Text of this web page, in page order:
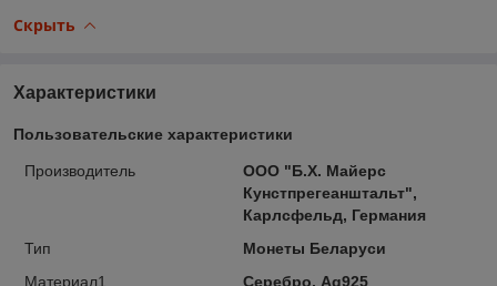
Скрыть
Характеристики
Пользовательские характеристики
Производитель
ООО "Б.Х. Майерс
Кунстпрегеанштальт",
Карлсфельд, Германия
Тип
Монеты Беларуси
Материал1
Серебро, Ag925